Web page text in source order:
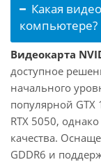
Какая
компьютере?
Видеокарта
доступное
начального
популярной
RTX 5050,
качества.
GDDR6 и